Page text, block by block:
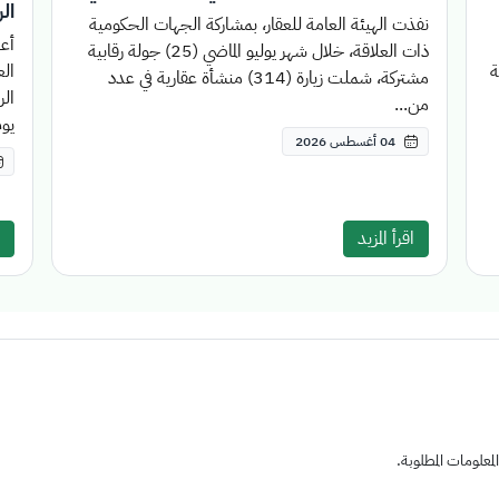
نفذت الهيئة العامة للعقار، بمشاركة الجهات الحكومية
ذات العلاقة، خلال شهر يوليو الماضي (25) جولة رقابية
مشتركة، شملت زيارة (314) منشأة عقارية في عدد
من...
04 أغسطس 2026
اقرأ المزيد
المطلوبة.